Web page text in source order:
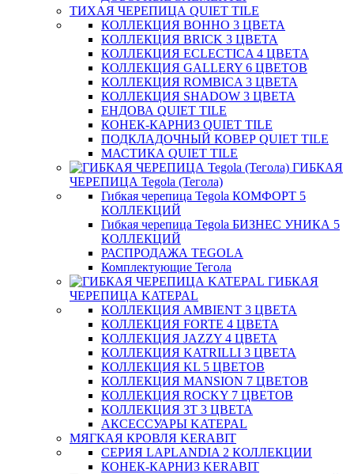
ТИХАЯ ЧЕРЕПИЦА QUIET TILE
КОЛЛЕКЦИЯ BOHHO 3 ЦВЕТА
КОЛЛЕКЦИЯ BRICK 3 ЦВЕТА
КОЛЛЕКЦИЯ ECLECTICA 4 ЦВЕТА
КОЛЛЕКЦИЯ GALLERY 6 ЦВЕТОВ
КОЛЛЕКЦИЯ ROMBICA 3 ЦВЕТА
КОЛЛЕКЦИЯ SHADOW 3 ЦВЕТА
ЕНДОВА QUIET TILE
КОНЕК-КАРНИЗ QUIET TILE
ПОДКЛАДОЧНЫЙ КОВЕР QUIET TILE
МАСТИКА QUIET TILE
ГИБКАЯ
ЧЕРЕПИЦА Tegola (Тегола)
Гибкая черепица Tegola КОМФОРТ 5
КОЛЛЕКЦИЙ
Гибкая черепица Tegola БИЗНЕС УНИКА 5
КОЛЛЕКЦИЙ
РАСПРОДАЖА TEGOLA
Комплектующие Тегола
ГИБКАЯ
ЧЕРЕПИЦА KATEPAL
КОЛЛЕКЦИЯ AMBIENT 3 ЦВЕТА
КОЛЛЕКЦИЯ FORTE 4 ЦВЕТА
КОЛЛЕКЦИЯ JAZZY 4 ЦВЕТА
КОЛЛЕКЦИЯ KATRILLI 3 ЦВЕТА
КОЛЛЕКЦИЯ KL 5 ЦВЕТОВ
КОЛЛЕКЦИЯ MANSION 7 ЦВЕТОВ
КОЛЛЕКЦИЯ ROCKY 7 ЦВЕТОВ
КОЛЛЕКЦИЯ ЗТ 3 ЦВЕТА
АКСЕССУАРЫ KATEPAL
МЯГКАЯ КРОВЛЯ KERABIT
СЕРИЯ LAPLANDIA 2 КОЛЛЕКЦИИ
КОНЕК-КАРНИЗ KERABIT